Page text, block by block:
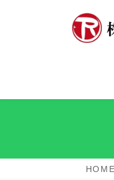
プ
動
HOME